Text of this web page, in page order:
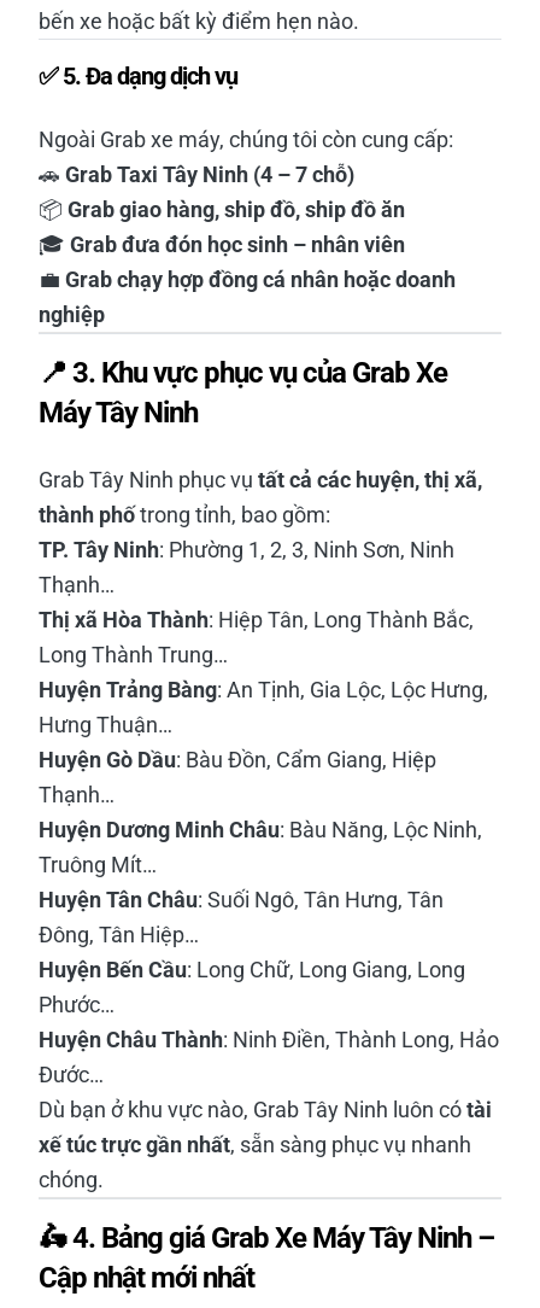
bến xe hoặc bất kỳ điểm hẹn nào.
✅5. Đa dạng dịch vụ
Ngoài Grab xe máy, chúng tôi còn cung cấp:
🚗 Grab Taxi Tây Ninh (4 – 7 chỗ)
📦 Grab giao hàng, ship đồ, ship đồ ăn
🎓 Grab đưa đón học sinh – nhân viên
💼 Grab chạy hợp đồng cá nhân hoặc doanh
nghiệp
📍 3. Khu vực phục vụ của Grab Xe
Máy Tây Ninh
Grab Tây Ninh phục vụ tất cả các huyện, thị xã,
thành phốtrong tỉnh, bao gồm:
TP. Tây Ninh: Phường 1, 2, 3, Ninh Sơn, Ninh
Thạnh…
Thị xã Hòa Thành: Hiệp Tân, Long Thành Bắc,
Long Thành Trung…
Huyện Trảng Bàng: An Tịnh, Gia Lộc, Lộc Hưng,
Hưng Thuận…
Huyện Gò Dầu: Bàu Đồn, Cẩm Giang, Hiệp
Thạnh…
Huyện Dương Minh Châu: Bàu Năng, Lộc Ninh,
Truông Mít…
Huyện Tân Châu: Suối Ngô, Tân Hưng, Tân
Đông, Tân Hiệp…
Huyện Bến Cầu: Long Chữ, Long Giang, Long
Phước…
Huyện Châu Thành: Ninh Điền, Thành Long, Hảo
Đước…
Dù bạn ở khu vực nào, Grab Tây Ninh luôn cótài
xế túc trực gần nhất, sẵn sàng phục vụ nhanh
chóng.
🛵 4. Bảng giá Grab Xe Máy Tây Ninh –
Cập nhật mới nhất